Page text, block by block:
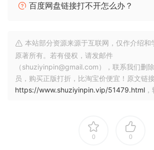
百度网盘链接打不开怎么办？
本站部分资源来源于互联网，仅作介绍和
原著所有。若有侵权，请发邮件
（shuziyinpin@gmail.com），联系我们删
员，购买正版打折，比淘宝价便宜！原文链接
https://www.shuziyinpin.vip/51479.html
0 0